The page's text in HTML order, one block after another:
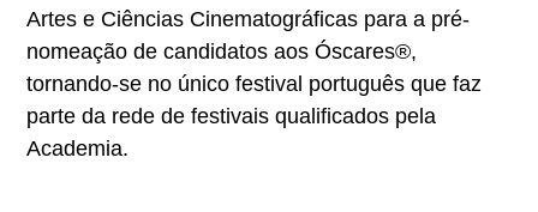
Artes e Ciências Cinematográficas para a pré-
nomeação de candidatos aos Óscares®,
tornando-se no único festival português que faz
parte da rede de festivais qualificados pela
Academia.